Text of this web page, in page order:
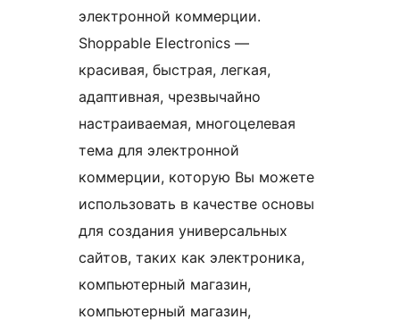
электронной коммерции.
Shoppable Electronics —
красивая, быстрая, легкая,
адаптивная, чрезвычайно
настраиваемая, многоцелевая
тема для электронной
коммерции, которую Вы можете
использовать в качестве основы
для создания универсальных
сайтов, таких как электроника,
компьютерный магазин,
компьютерный магазин,